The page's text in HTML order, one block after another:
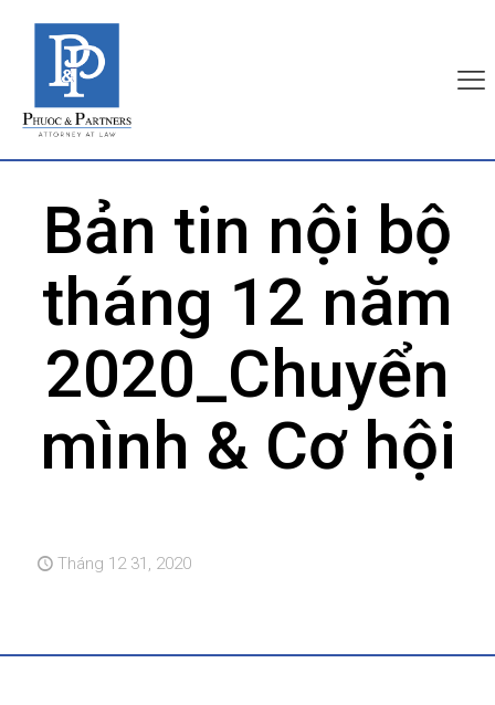
Bản tin nội bộ
tháng 12 năm
2020_Chuyển
mình & Cơ hội
Tháng 12 31, 2020